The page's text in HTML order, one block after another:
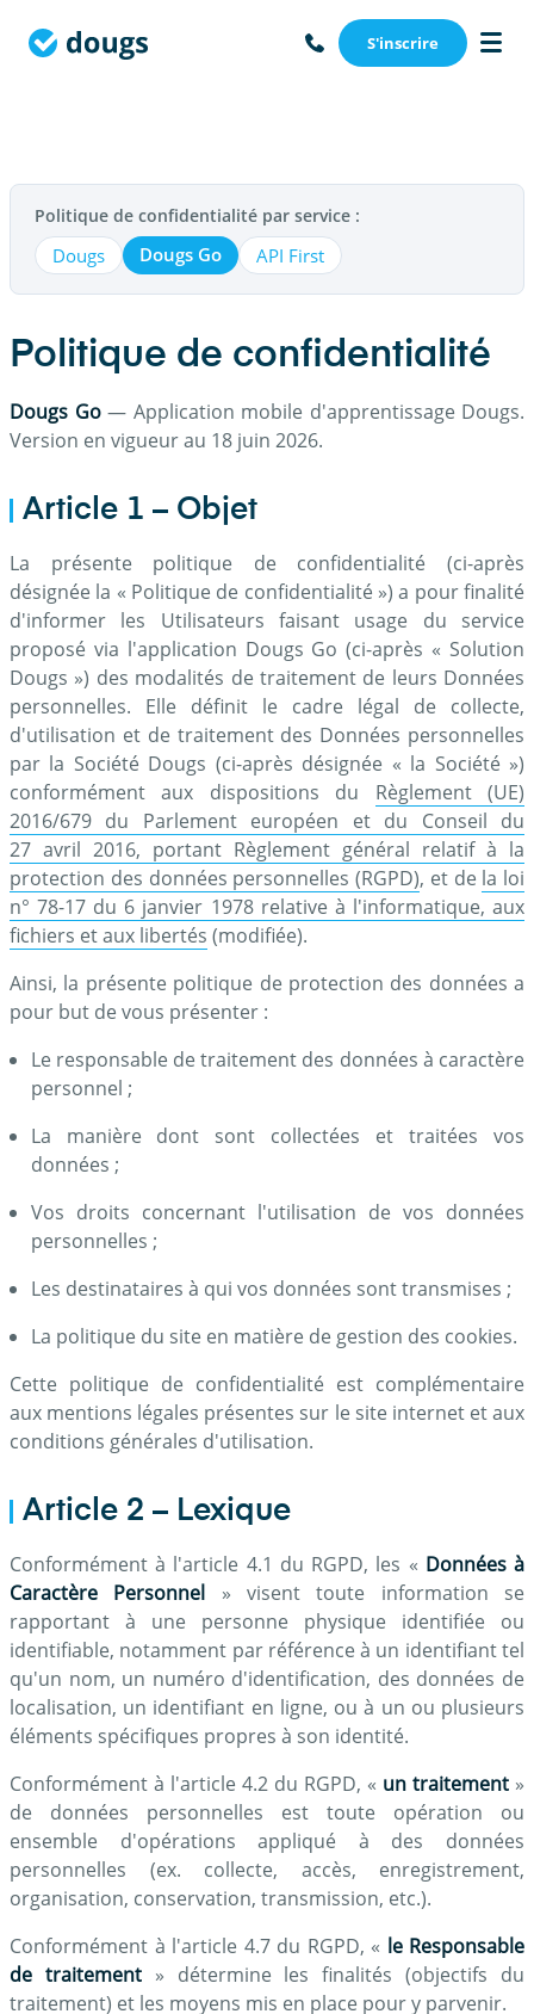
S'inscrire
Politique de confidentialité par service :
Dougs Dougs Go API First
Politique de confidentialité
Dougs Go— Application mobile d'apprentissage Dougs.
Version en vigueur au 18 juin 2026.
Article 1 – Objet
La présente politique de confidentialité (ci-après
désignée la « Politique de confidentialité ») a pour finalité
d'informer les Utilisateurs faisant usage du service
proposé via l'application Dougs Go (ci-après « Solution
Dougs ») des modalités de traitement de leurs Données
personnelles. Elle définit le cadre légal de collecte,
d'utilisation et de traitement des Données personnelles
par la Société Dougs (ci-après désignée « la Société »)
conformément aux dispositions du
Règlement (UE)
2016/679 du Parlement européen et du Conseil du
27 avril 2016, portant Règlement général relatif à la
protection des données personnelles (RGPD), et de la loi
n° 78-17 du 6 janvier 1978 relative à l'informatique, aux
fichiers et aux libertés (modifiée).
Ainsi, la présente politique de protection des données a
pour but de vous présenter :
Le responsable de traitement des données à caractère
personnel ;
La manière dont sont collectées et traitées vos
données ;
Vos droits concernant l'utilisation de vos données
personnelles ;
Les destinataires à qui vos données sont transmises ;
La politique du site en matière de gestion des cookies.
Cette politique de confidentialité est complémentaire
aux mentions légales présentes sur le site internet et aux
conditions générales d'utilisation.
Article 2 – Lexique
Conformément à l'article 4.1 du RGPD, les « Données à
Caractère Personnel » visent toute information se
rapportant à une personne physique identifiée ou
identifiable, notamment par référence à un identifiant tel
qu'un nom, un numéro d'identification, des données de
localisation, un identifiant en ligne, ou à un ou plusieurs
éléments spécifiques propres à son identité.
Conformément à l'article 4.2 du RGPD, « un traitement »
de données personnelles est toute opération ou
ensemble d'opérations appliqué à des données
personnelles (ex. collecte, accès, enregistrement,
organisation, conservation, transmission, etc.).
Conformément à l'article 4.7 du RGPD, « le Responsable
de traitement» détermine les finalités (objectifs du
traitement) et les moyens mis en place pour y parvenir.